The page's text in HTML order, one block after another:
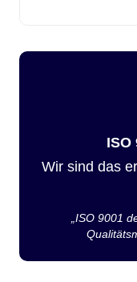
ISO
Wir sind das
„ISO 9001